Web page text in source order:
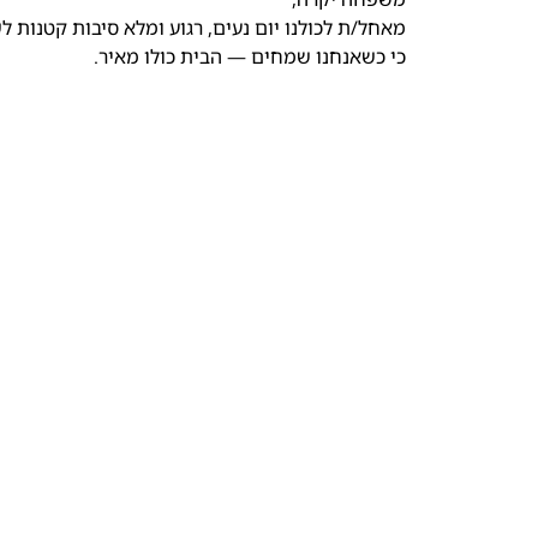
מאחל/ת לכולנו יום נעים, רגוע ומלא סיבות קטנות
כי כשאנחנו שמחים — הבית כולו מאיר.